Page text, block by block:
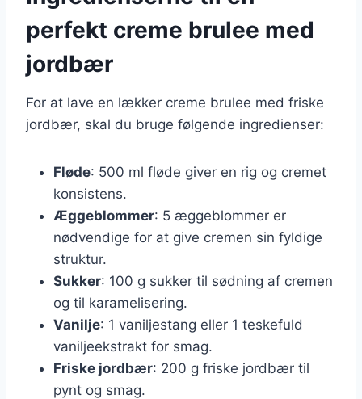
perfekt creme brulee med
jordbær
For at lave en lækker creme brulee med friske
jordbær, skal du bruge følgende ingredienser:
Fløde: 500 ml fløde giver en rig og cremet
konsistens.
Æggeblommer: 5 æggeblommer er
nødvendige for at give cremen sin fyldige
struktur.
Sukker: 100 g sukker til sødning af cremen
og til karamelisering.
Vanilje: 1 vaniljestang eller 1 teskefuld
vaniljeekstrakt for smag.
Friske jordbær: 200 g friske jordbær til
pynt og smag.